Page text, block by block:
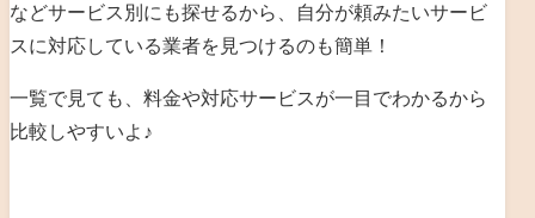
などサービス別にも探せるから、自分が頼みたいサービ
スに対応している業者を見つけるのも簡単！
一覧で見ても、料金や対応サービスが一目でわかるから
比較しやすいよ♪